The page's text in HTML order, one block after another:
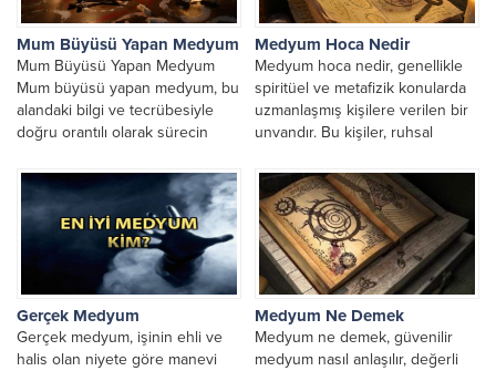
Mum Büyüsü Yapan Medyum
Mum Büyüsü Yapan Medyum
Mum büyüsü yapan medyum, bu
alandaki bilgi ve tecrübesiyle
doğru orantılı olarak sürecin
Medyum Hoca Nedir
Medyum hoca nedir, genellikle
spiritüel ve metafizik konularda
uzmanlaşmış kişilere verilen bir
unvandır. Bu kişiler, ruhsal
çalışmaları,...
Gerçek Medyum
Gerçek medyum, işinin ehli ve
halis olan niyete göre manevi
Medyum Ne Demek
Medyum ne demek, güvenilir
medyum nasıl anlaşılır, değerli